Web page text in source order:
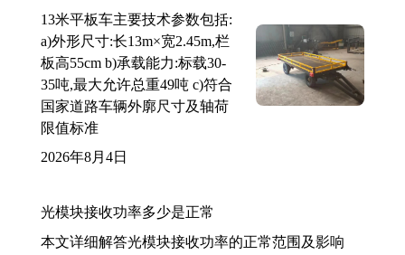
13米平板车主要技术参数包括:
a)外形尺寸:长13m×宽2.45m,栏
板高55cm b)承载能力:标载30-
35吨,最大允许总重49吨 c)符合
国家道路车辆外廓尺寸及轴荷
限值标准
2026年8月4日
光模块接收功率多少是正常
本文详细解答光模块接收功率的正常范围及影响